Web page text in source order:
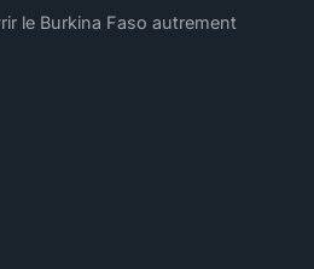
le Burkina Faso autrement